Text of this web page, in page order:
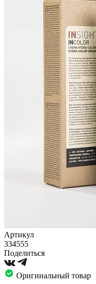
Артикул
334555
Поделиться
Оригинальный товар